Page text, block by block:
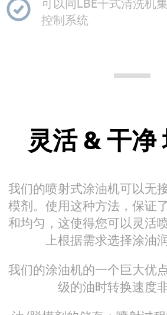
可以同LBE干式清洗机
控制系统
灵活 & 干净
我们的喷射式涂油机可以无
模剂。使用这种方法，保证
和均匀，这使得您可以灵活
上根据需求选择涂油
我们的涂油机的一个巨大优
级的油时转换速度